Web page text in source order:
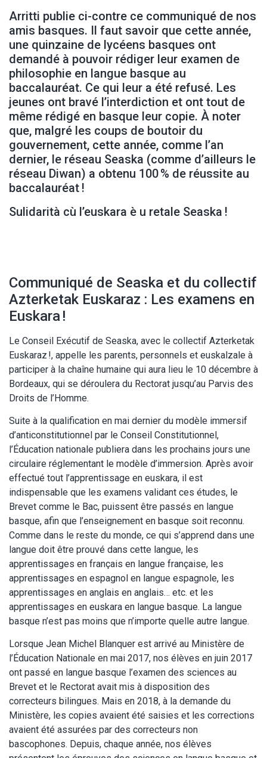
Arritti publie ci-contre ce communiqué de nos
amis basques. Il faut savoir que cette année,
une quinzaine de lycéens basques ont
demandé à pouvoir rédiger leur examen de
philosophie en langue basque au
baccalauréat. Ce qui leur a été refusé. Les
jeunes ont bravé l’interdiction et ont tout de
même rédigé en basque leur copie. À noter
que, malgré les coups de boutoir du
gouvernement, cette année, comme l’an
dernier, le réseau Seaska (comme d’ailleurs le
réseau Diwan) a obtenu 100 % de réussite au
baccalauréat !
Sulidarità cù l’euskara è u retale Seaska !
Communiqué de Seaska et du collectif
Azterketak Euskaraz : Les examens en
Euskara !
Le Conseil Exécutif de Seaska, avec le collectif Azterketak
Euskaraz !, appelle les parents, personnels et euskalzale à
participer à la chaîne humaine qui aura lieu le 10 décembre à
Bordeaux, qui se déroulera du Rectorat jusqu’au Parvis des
Droits de l’Homme.
Suite à la qualification en mai dernier du modèle immersif
d’anticonstitutionnel par le Conseil Constitutionnel,
l’Éducation nationale publiera dans les prochains jours une
circulaire réglementant le modèle d’immersion. Après avoir
effectué tout l’apprentissage en euskara, il est
indispensable que les examens validant ces études, le
Brevet comme le Bac, puissent être passés en langue
basque, afin que l’enseignement en basque soit reconnu.
Comme dans le reste du monde, ce qui s’apprend dans une
langue doit être prouvé dans cette langue, les
apprentissages en français en langue française, les
apprentissages en espagnol en langue espagnole, les
apprentissages en anglais en anglais… etc. et les
apprentissages en euskara en langue basque. La langue
basque n’est pas moins que n’importe quelle autre langue.
Lorsque Jean Michel Blanquer est arrivé au Ministère de
l’Éducation Nationale en mai 2017, nos élèves en juin 2017
ont passé en langue basque l’examen des sciences au
Brevet et le Rectorat avait mis à disposition des
correcteurs bilingues. Mais en 2018, à la demande du
Ministère, les copies avaient été saisies et les corrections
avaient été assurées par des correcteurs non
bascophones. Depuis, chaque année, nos élèves